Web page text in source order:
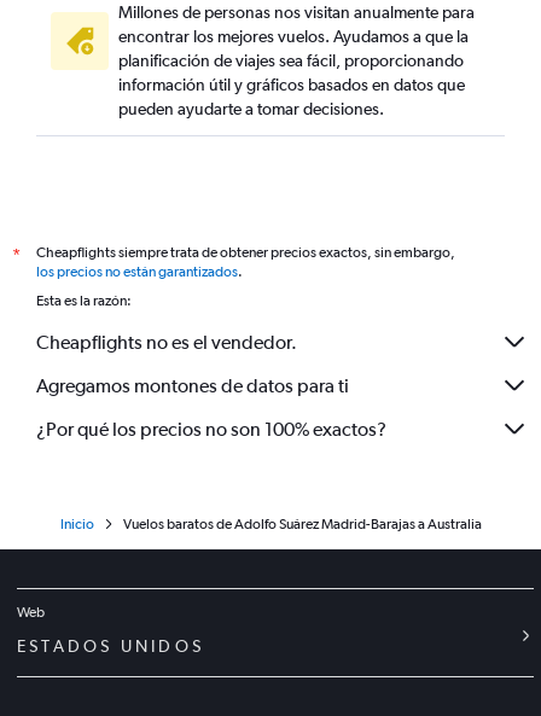
Millones de personas nos visitan anualmente para
encontrar los mejores vuelos. Ayudamos a que la
planificación de viajes sea fácil, proporcionando
información útil y gráficos basados en datos que
pueden ayudarte a tomar decisiones.
*
Cheapflights siempre trata de obtener precios exactos, sin embargo,
los precios no están garantizados.
Esta es la razón:
Cheapflights no es el vendedor.
Agregamos montones de datos para ti
¿Por qué los precios no son 100% exactos?
Inicio Vuelos baratos de Adolfo Suárez Madrid-Barajas a Australia
Web
ESTADOS UNIDOS